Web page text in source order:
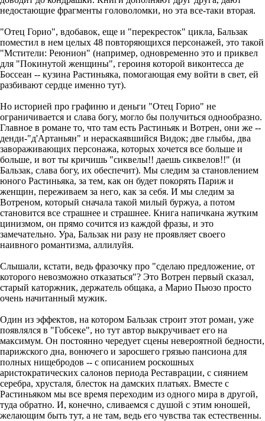
недостающие фрагменты головоломки, но эта все-таки вторая.
"Отец Горио", вдобавок, еще и "перекресток" цикла, Бальзак
поместил в нем целых 48 повторяющихся персонажей, это такой
"Мстители: Реюнион" (например, одновременно это и приквел
для "Покинутой женщины", героиня которой виконтесса де
Боссеан -- кузина Растиньяка, помогающая ему войти в свет, ей
разбивают сердце именно тут).
Но историей про графиню и деньги "Отец Горио" не
ограничивается и слава богу, могло бы получиться однообразно.
Главное в романе то, что там есть Растиньяк и Вотрен, они же --
денди-"д'Артаньян" и нераскаявшийся Видок; две глыбы, два
завораживающих персонажа, которых хочется все больше и
больше, и вот ты кричишь "сиквелы!! даешь сиквелов!!" (и
Бальзак, слава богу, их обеспечит). Мы следим за становлением
юного Растиньяка, за тем, как он будет покорять Париж и
женщин, переживаем за него, как за себя. И мы следим за
Вотреном, который сначала такой милый буржуа, а потом
становится все страшнее и страшнее. Книга напичкана жутким
цинизмом, он прямо сочится из каждой фразы, и это
замечательно. Ура, Бальзак ни разу не проявляет своего
наивного романтизма, аллилуйя.
Слышали, кстати, ведь фразочку про "сделаю предложение, от
которого невозможно отказаться"? Это Вотрен первый сказал,
старый каторжник, держатель общака, а Марио Пьюзо просто
очень начитанный мужик.
Один из эффектов, на котором Бальзак строит этот роман, уже
появлялся в "Гобсеке", но тут автор выкручивает его на
максимум. Он постоянно чередует сцены невероятной бедности,
парижского дна, вонючего и заросшего грязью пансиона для
полных нищебродов -- с описанием роскошных
аристократических салонов периода Реставрации, с сиянием
серебра, хрусталя, блесток на дамских платьях. Вместе с
Растиньяком мы все время переходим из одного мира в другой,
туда обратно. И, конечно, сливаемся с душой с этим юношей,
желающим быть тут, а не там, ведь его чувства так естественны.